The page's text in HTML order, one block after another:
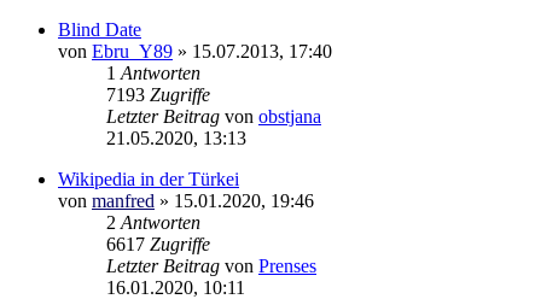
Blind Date
von Ebru_Y89 » 15.07.2013, 17:40
1 Antworten
7193 Zugriffe
Letzter Beitrag von obstjana
21.05.2020, 13:13
Wikipedia in der Türkei
von manfred » 15.01.2020, 19:46
2 Antworten
6617 Zugriffe
Letzter Beitrag von Prenses
16.01.2020, 10:11